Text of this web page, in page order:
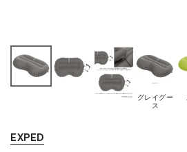
グレイグー
ス
EXPED